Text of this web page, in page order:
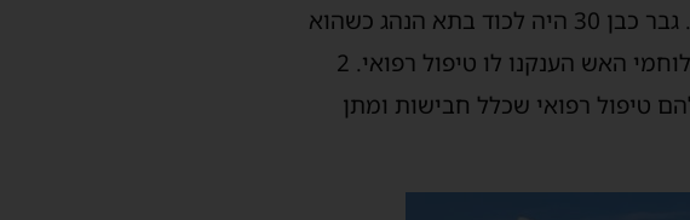
"ראינו תאונת דרכים בין 2 משאיות שחלקן הקדמי עם פגיעות פח קשות. גבר כבן 30 היה לכוד בתא הנהג כשהוא
מעורפל הכרה וסובל מחבלה קשה בגפיים ותוך כדי פעולות החילוץ של לוחמי האש הענקנו לו טיפול רפואי. 2
טיפול רפואי שכלל חבישות ומתן